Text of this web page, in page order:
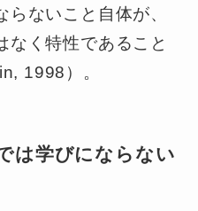
ないこと自体が、
なく特性であること
1998）。
は学びにならない